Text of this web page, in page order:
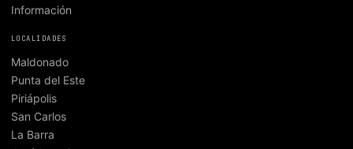
Información
LOCALIDADES
Maldonado
Punta del Este
Piriápolis
San Carlos
La Barra